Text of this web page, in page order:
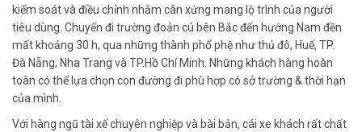
kiểm soát và điều chỉnh nhằm cân xứng mang lộ trình của người
tiêu dùng. Chuyến đi trường đoản cú bên Bắc đến hướng Nam đền
mất khoảng 30 h, qua những thành phố phệ như thủ đô, Huế, TP.
Đà Nẵng, Nha Trang và TP.Hồ Chí Minh. Những khách hàng hoàn
toàn có thể lựa chọn con đường đi phù hợp có sở trường & thời hạn
của mình.
Với hàng ngũ tài xế chuyên nghiệp và bài bản, cái xe khách rất chất